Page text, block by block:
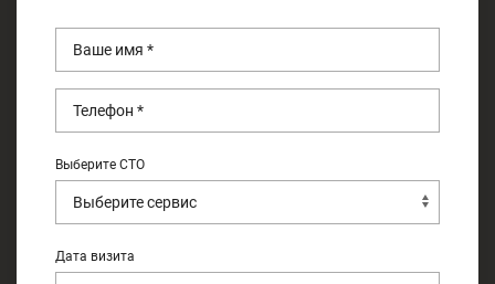
Выберите СТО
Дата визита